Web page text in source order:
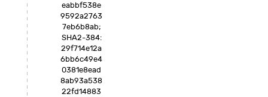
eabbf538e
9592a2763
7eb6b8ab;
SHA2-384:
29f714e12a
6bb6c49e4
0381e8ead
8ab93a538
22fd14883